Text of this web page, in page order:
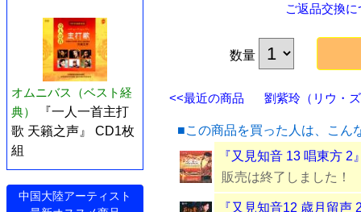
オムニバス（ベスト経
典）
『一人一首主打
歌 天籟之声』 CD1枚
組
中国大陸アーティスト
ご返品交換
数量
<<最近の商品 劉紫玲（リウ・
■この商品を買った人は、こん
『又見知音 13 唱東方 2
販売は終了しました！
『又見知音12 歳月留声